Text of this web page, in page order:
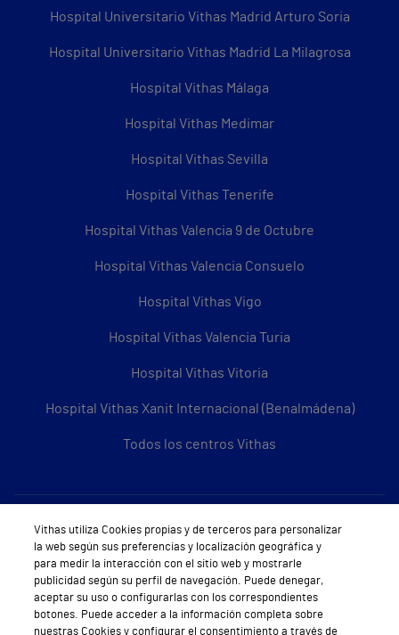
Hospital Universitario Vithas Madrid Arturo Soria
Hospital Universitario Vithas Madrid La Milagrosa
Hospital Vithas Málaga
Hospital Vithas Medimar
Hospital Vithas Sevilla
Hospital Vithas Tenerife
Hospital Vithas Valencia 9 de Octubre
Hospital Vithas Valencia Consuelo
Hospital Vithas Vigo
Hospital Vithas Valencia Turia
Hospital Vithas Vitoria
Hospital Vithas Xanit Internacional (Benalmádena)
Todos los centros Vithas
Sobre Vithas
Quiénes somos
Trabajar en Vithas
Teléfono Cita Médica
Vithas utiliza Cookies propias y de terceros para personalizar
la web según sus preferencias y localización geográfica y
para medir la interacción con el sitio web y mostrarle
publicidad según su perfil de navegación. Puede denegar,
aceptar su uso o configurarlas con los correspondientes
botones. Puede acceder a la información completa sobre
nuestras Cookies y configurar el consentimiento a través de